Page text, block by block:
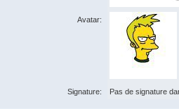
Avatar:
Signature: Pas de signature